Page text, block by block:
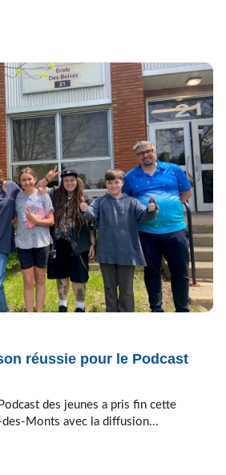
réussie pour le Podcast
des jeunes a pris fin cette
Monts avec la diffusion...